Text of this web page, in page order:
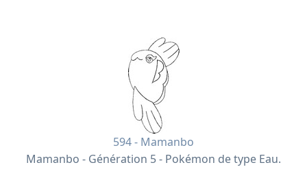
594 - Mamanbo
Mamanbo - Génération 5 - Pokémon de type Eau.